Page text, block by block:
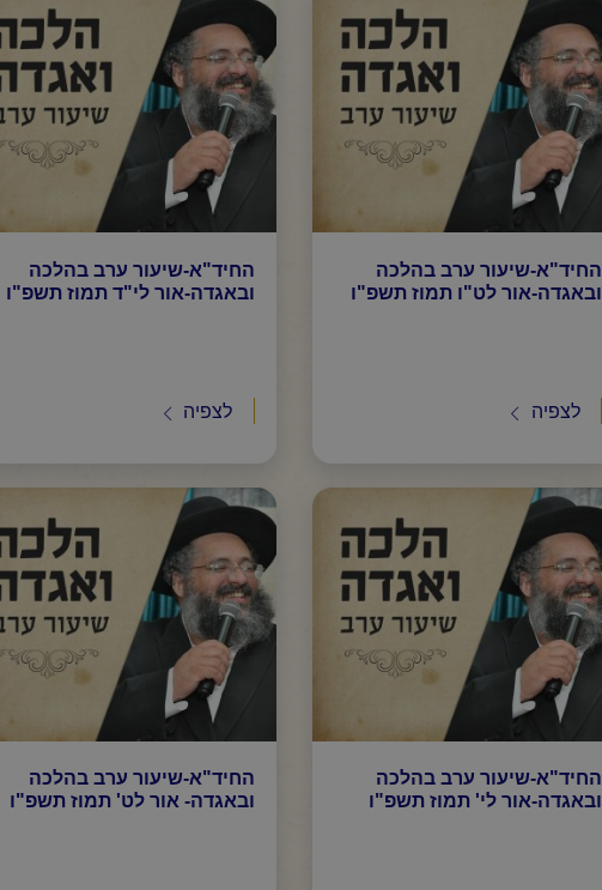
החיד"א-שיעור ערב בהלכה
ובאגדה-אור לט"ו תמוז תשפ"ו
לצפיה
החיד"א-שיעור ערב בהלכה
ובאגדה-אור לי"ד תמוז תשפ"ו
לצפיה
החיד"א-שיעור ערב בהלכה
ובאגדה-אור לי' תמוז תשפ"ו
החיד"א-שיעור ערב בהלכה
ובאגדה- אור לט' תמוז תשפ"ו